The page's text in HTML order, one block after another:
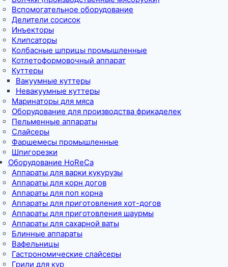
Вспомогательное оборудование
Делители сосисок
Инъекторы
Клипсаторы
Колбасные шприцы промышленные
Котлетоформовочный аппарат
Куттеры
Вакуумные куттеры
Невакуумные куттеры
Маринаторы для мяса
Оборудование для производства фрикаделек
Пельменные аппараты
Слайсеры
Фаршемесы промышленные
Шпигорезки
Оборудование HoReCa
Аппараты для варки кукурузы
Аппараты для корн догов
Аппараты для поп корна
Аппараты для приготовления хот-догов
Аппараты для приготовления шаурмы
Аппараты для сахарной ваты
Блинные аппараты
Вафельницы
Гастрономические слайсеры
Грили для кур